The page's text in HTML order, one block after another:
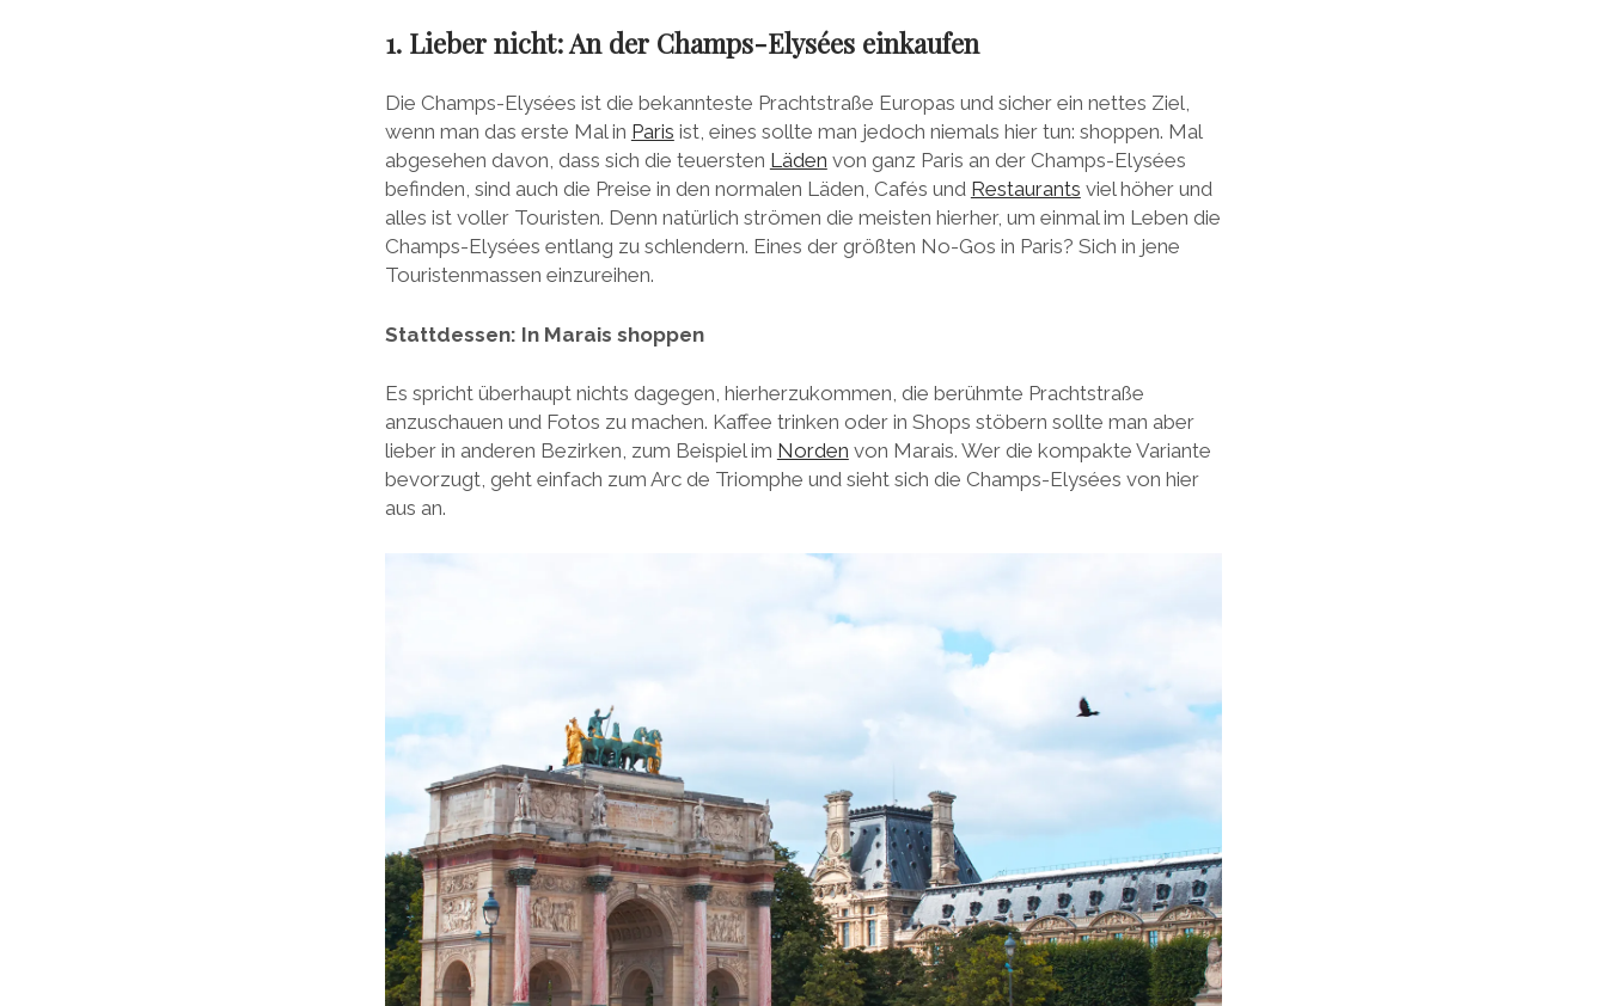
1. Lieber nicht: An der Champs-Elysées einkaufen
Die Champs-Elysées ist die bekannteste Prachtstraße Europas und sicher ein nettes Ziel,
wenn man das erste Mal in Paris ist, eines sollte man jedoch niemals hier tun: shoppen. Mal
abgesehen davon, dass sich die teuersten Läden von ganz Paris an der Champs-Elysées
befinden, sind auch die Preise in den normalen Läden, Cafés und Restaurants viel höher und
alles ist voller Touristen. Denn natürlich strömen die meisten hierher, um einmal im Leben die
Champs-Elysées entlang zu schlendern. Eines der größten No-Gos in Paris? Sich in jene
Touristenmassen einzureihen.
Stattdessen: In Marais shoppen
Es spricht überhaupt nichts dagegen, hierherzukommen, die berühmte Prachtstraße
anzuschauen und Fotos zu machen. Kaffee trinken oder in Shops stöbern sollte man aber
lieber in anderen Bezirken, zum Beispiel im Norden von Marais. Wer die kompakte Variante
bevorzugt, geht einfach zum Arc de Triomphe und sieht sich die Champs-Elysées von hier
aus an.